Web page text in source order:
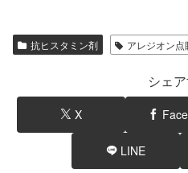
抗ヒスタミン剤 アレジオン点
シェ
X
LINE